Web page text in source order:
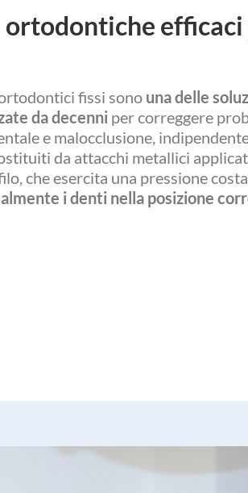
efficaci
fissi sono una delle
da decenni per correggere
e malocclusione,
da attacchi metallici
che esercita una pressione
i denti nella posizione